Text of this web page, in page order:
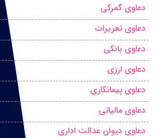
دعاوی گمرکی
دعاوی تعزیرات
دعاوی بانکی
دعاوی ارزی
دعاوی پیمانکاری
دعاوی مالیاتی
دعاوی دیوان عدالت اداری